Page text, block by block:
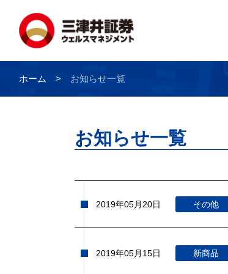
ホーム お知らせ一覧
お知らせ一覧
2019年05月20日 その他
2019年05月15日 新商品